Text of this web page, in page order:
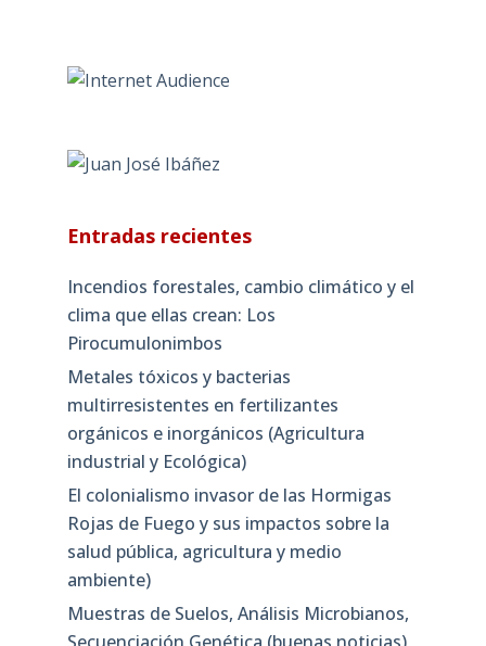
Entradas recientes
Incendios forestales, cambio climático y el
clima que ellas crean: Los
Pirocumulonimbos
Metales tóxicos y bacterias
multirresistentes en fertilizantes
orgánicos e inorgánicos (Agricultura
industrial y Ecológica)
El colonialismo invasor de las Hormigas
Rojas de Fuego y sus impactos sobre la
salud pública, agricultura y medio
ambiente)
Muestras de Suelos, Análisis Microbianos,